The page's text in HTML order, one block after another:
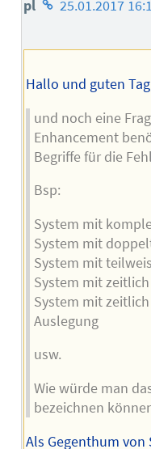
pl Homepage
Autors
25.01.2017
Hallo und guten
und noch eine
Enhancement
Begriffe für die
Bsp:
System mit
System mit
System mit
System mit
System mit
Auslegung
usw.
Wie würde man
bezeichnen
Als Gegenthum von